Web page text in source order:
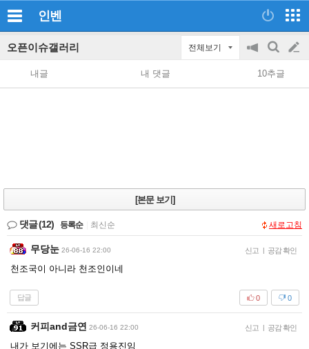
인벤
오픈이슈갤러리 전체보기
공
지
on/off
검
색
글
쓰
내글 내 댓글 10추글
[본문 보기]
댓글(12) 등록순 최신순 새로고침
무당눈 26-06-16 22:00 신고 | 공감 확인
천조국이 아니라 천조인이네
답글 0
0
커피and금연 26-06-16 22:00 신고 | 공감 확인
내가 보기에는 SSR급 정용진임